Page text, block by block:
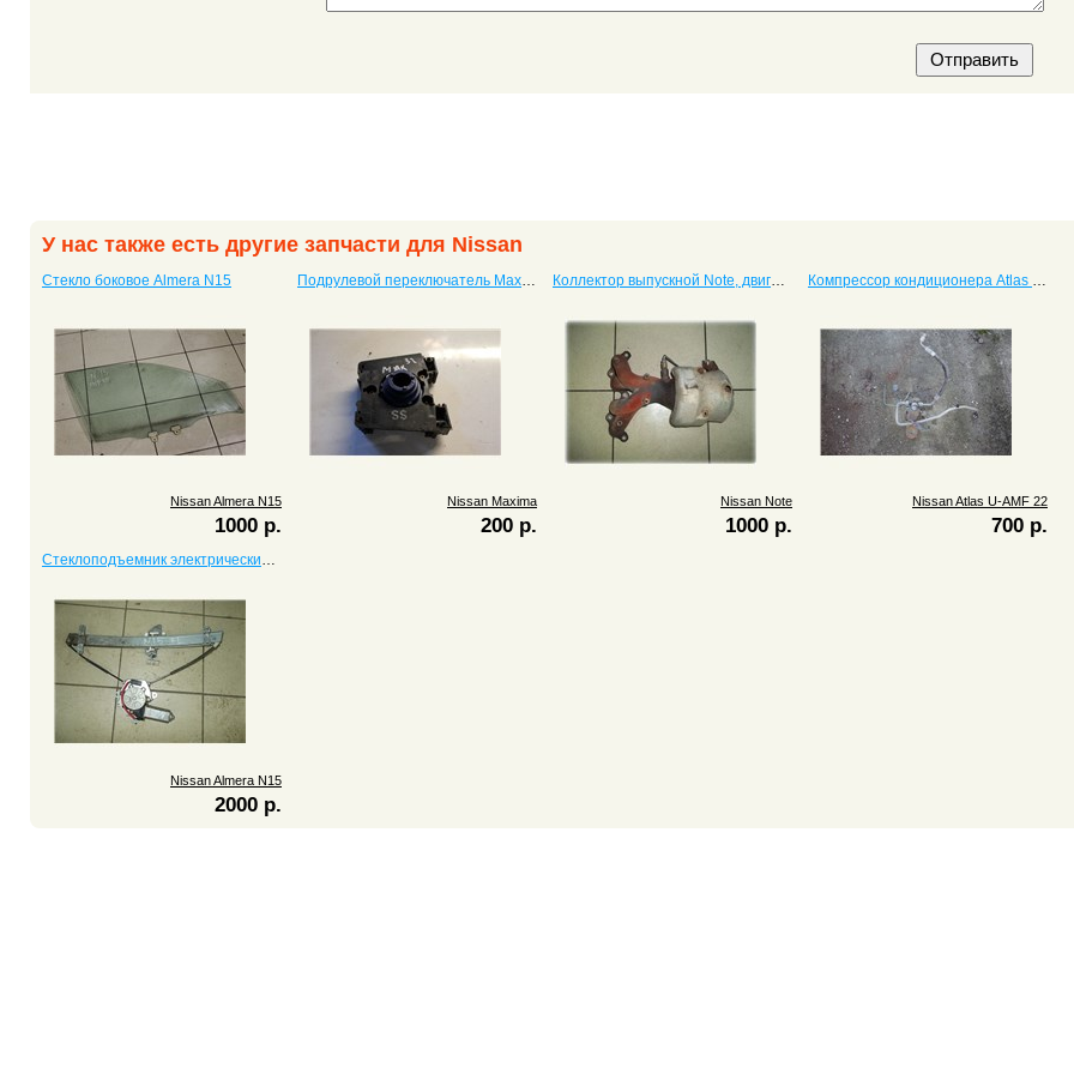
У нас также есть другие запчасти для Nissan
Стекло боковое Almera N15
Nissan Almera N15
1000 р.
Подрулевой переключатель Maxima
Nissan Maxima
200 р.
Коллектор выпускной Note, двигатель CR14DE
Nissan Note
1000 р.
Компрессор кондиционера Atlas U-AMF 22 с двигателем TD27
Nissan Atlas U-AMF 22
700 р.
Стеклоподъемник электрический передний левый Almera N15
Nissan Almera N15
2000 р.